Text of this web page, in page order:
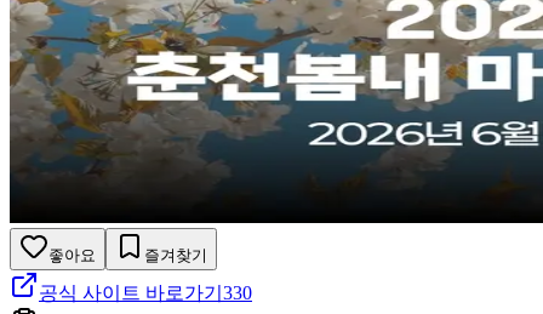
좋아요 즐겨찾기
공식 사이트 바로가기 330